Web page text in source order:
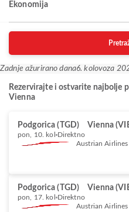
Ekonomija
Zadnje ažurirano dana6. kolovoza
Rezervirajte i ostvarite najbolje
Vienna
Podgorica (TGD) Vienna
pon, 10. kol Direktno
Austrian Airlines
Podgorica (TGD) Vienna
pon, 17. kol Direktno
Austrian Airlines